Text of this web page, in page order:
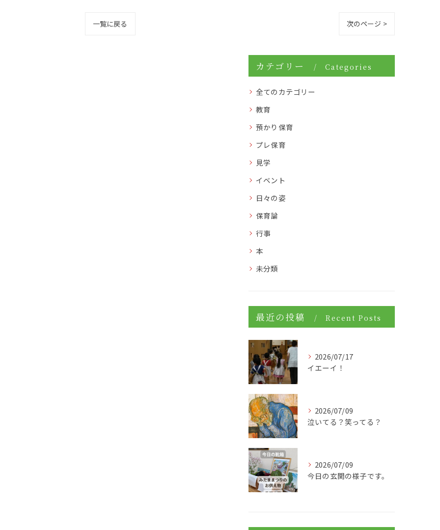
一覧に戻る 次のページ >
カテゴリー Categories
全てのカテゴリー
教育
預かり保育
プレ保育
見学
イベント
日々の姿
保育論
行事
本
未分類
最近の投稿 Recent Posts
2026/07/17
イエーイ！
2026/07/09
泣いてる？笑ってる？
2026/07/09
今日の玄関の様子です。